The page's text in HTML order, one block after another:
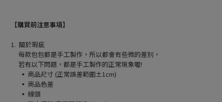
【購買前注意事項】
1. 關於瑕疵
每款包包都是手工製作，所以都會有些微的差別，
若有以下問題，都是手工製作的正常現象喔!
▪ 商品尺寸 (正常誤差範圍±1cm)
▪ 商品色差
▪ 線頭